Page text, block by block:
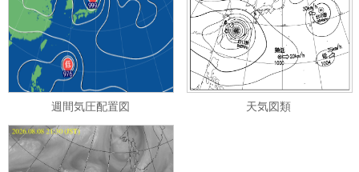
週間気圧配置図 天気図類